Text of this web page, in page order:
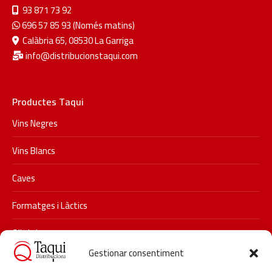
Gestionar consentiment
93 871 73 92
696 57 85 93 (Només matins)
Calàbria 65, 08530 La Garriga
info@distribucionstaqui.com
Productes Taqui
Vins Negres
Vins Blancs
Caves
Formatges i Làctics
Olis i vinagres
Xarxes socials